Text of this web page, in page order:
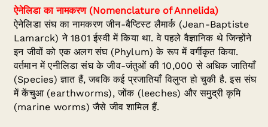
ऐनेलिडा का नामकरण (Nomenclature of Annelida)
ऐनेलिडा संघ का नामकरण जीन-बैप्टिस्ट लैमार्क (Jean-Baptiste
Lamarck) ने 1801 ईस्वी में किया था. वे पहले वैज्ञानिक थे जिन्होंने
इन जीवों को एक अलग संघ (Phylum) के रूप में वर्गीकृत किया.
वर्तमान में एनीलिडा संघ के जीव-जंतुओं की 10,000 से अधिक जातियाँ
(Species) ज्ञात हैं, जबकि कई प्रजातियाँ विलुप्त हो चुकी है. इस संघ
में केंचुआ (earthworms), जोंक (leeches) और समुद्री कृमि
(marine worms) जैसे जीव शामिल हैं.